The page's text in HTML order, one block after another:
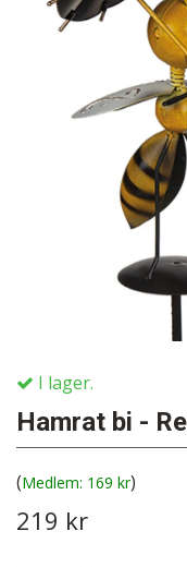
I lager.
Hamrat bi -
( 169 kr)
219 kr